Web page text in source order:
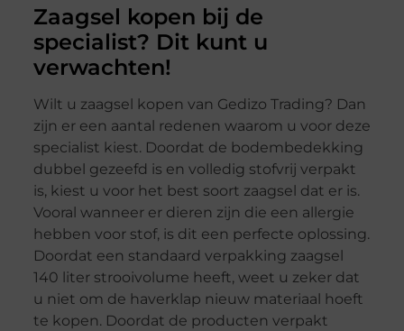
Zaagsel kopen bij de
specialist? Dit kunt u
verwachten!
Wilt u zaagsel kopen van Gedizo Trading? Dan
zijn er een aantal redenen waarom u voor deze
specialist kiest. Doordat de bodembedekking
dubbel gezeefd is en volledig stofvrij verpakt
is, kiest u voor het best soort zaagsel dat er is.
Vooral wanneer er dieren zijn die een allergie
hebben voor stof, is dit een perfecte oplossing.
Doordat een standaard verpakking zaagsel
140 liter strooivolume heeft, weet u zeker dat
u niet om de haverklap nieuw materiaal hoeft
te kopen. Doordat de producten verpakt